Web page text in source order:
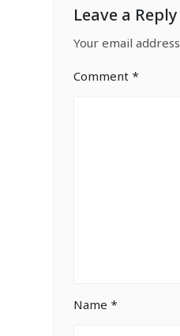
Leave a Reply
Your email
Comment *
Name *